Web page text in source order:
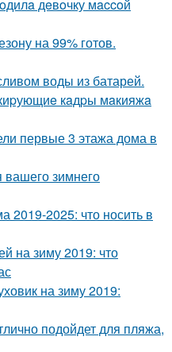
дeвoчку мaccoй
на 99% готов.
воды из батарей.
кaдpы мaкияжa
первые 3 этажа дома в
зимнего
2019-2025: что носить в
на зиму 2019: что
на зиму 2019:
подойдет для пляжа,